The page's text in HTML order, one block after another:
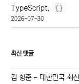
TypeScript, {}
2026-07-30
최신 댓글
김 형준 - 대한민국 최